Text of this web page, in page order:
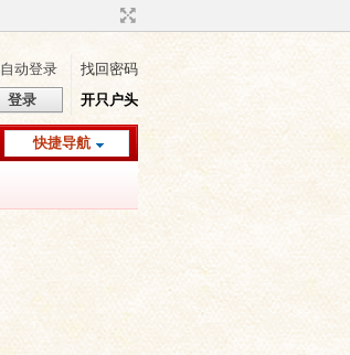
自动登录
找回密码
登录 开只户头
快捷导航